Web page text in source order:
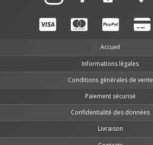
Accueil
Informations légales
Conditions générales de vente
Paiement sécurisé
Confidentialité des données
Livraison